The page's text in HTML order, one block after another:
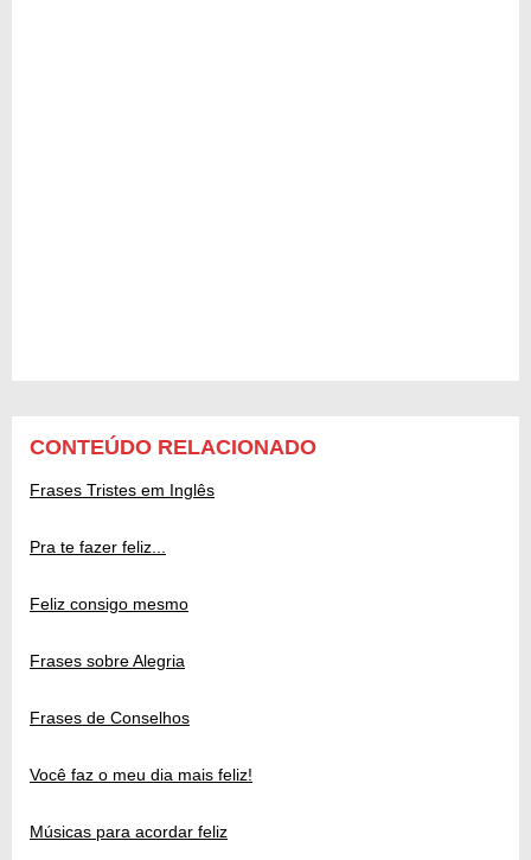
CONTEÚDO RELACIONADO
Frases Tristes em Inglês
Pra te fazer feliz...
Feliz consigo mesmo
Frases sobre Alegria
Frases de Conselhos
Você faz o meu dia mais feliz!
Músicas para acordar feliz